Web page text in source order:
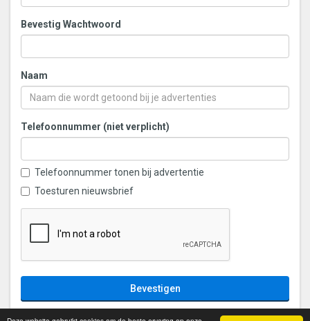
Bevestig Wachtwoord
Naam
Telefoonnummer (niet verplicht)
Telefoonnummer tonen bij advertentie
Toesturen nieuwsbrief
Bevestigen